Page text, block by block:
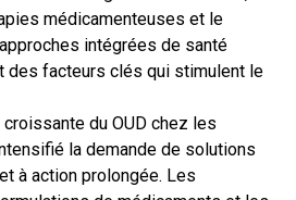
médicamenteuses et le
intégrées de santé
des facteurs clés qui stimulent le
du OUD chez les
la demande de solutions
à action prolongée. Les